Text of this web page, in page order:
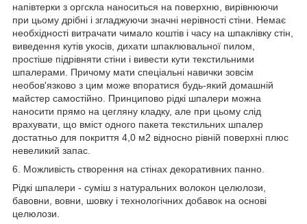
напівтерки з оргскла наноситься на поверхню, вирівнюючи
при цьому дрібні і згладжуючи значні нерівності стіни. Немає
необхідності витрачати чимало коштів і часу на шпаклівку стін,
виведення кутів укосів, дихати шпаклювальної пилом,
простіше підрівняти стіни і вивести кути текстильними
шпалерами. Причому мати спеціальні навички зовсім
необов'язково з цим може впоратися будь-який домашній
майстер самостійно. Принципово рідкі шпалери можна
наносити прямо на цегляну кладку, але при цьому слід
врахувати, що вміст одного пакета текстильних шпалер
достатньо для покриття 4,0 м2 відносно рівній поверхні плюс
невеликий запас.
6. Можливість створення на стінах декоративних панно.
Рідкі шпалери - суміш з натуральних волокон целюлози,
бавовни, вовни, шовку і технологічних добавок на основі
целюлози.